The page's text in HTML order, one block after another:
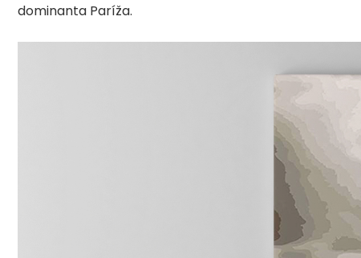
dominanta Paríža.